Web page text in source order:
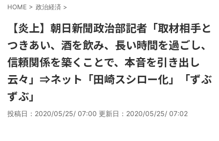
HOME > 政治経済 >
【炎上】朝日新聞政治部記者「取材相手と
つきあい、酒を飲み、長い時間を過ごし、
信頼関係を築くことで、本音を引き出し
云々」⇒ネット「田崎スシロー化」「ずぶ
ずぶ」
投稿日：2020/05/25/ 07:00 更新日： 2020/05/25/ 07:02